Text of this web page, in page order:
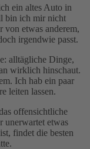
ein altes Auto in
bin ich mir nicht
von etwas anderem,
irgendwie passt.
alltägliche Dinge,
wirklich hinschaut.
Ich hab ein paar
leiten lassen.
offensichtliche
unerwartet etwas
findet die besten